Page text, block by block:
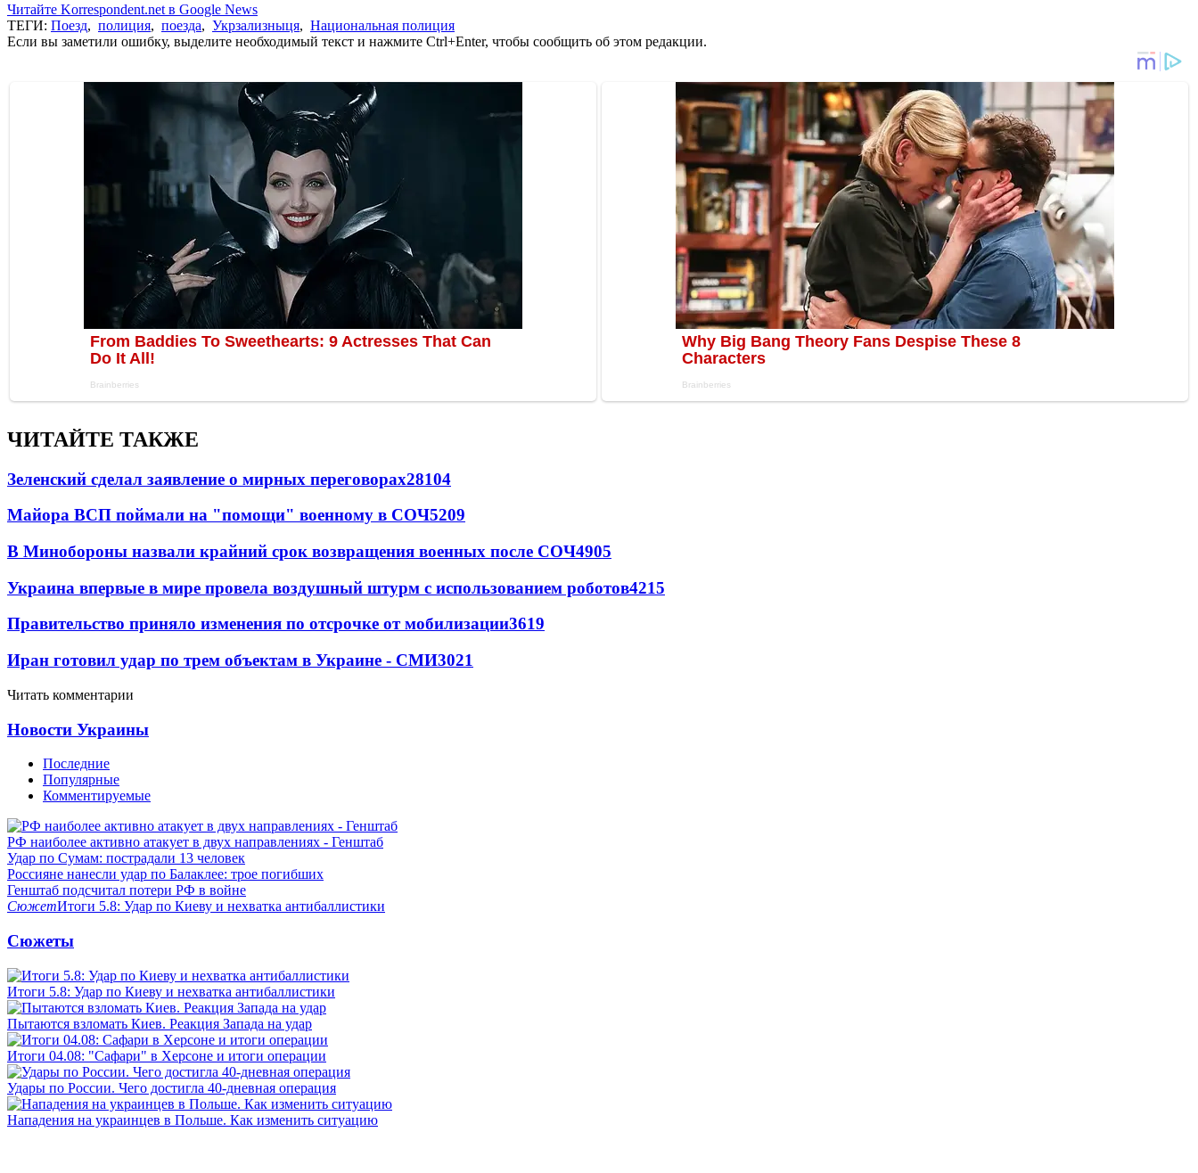
Читайте Korrespondent.net в Google News
ТЕГИ: Поезд, полиция, поезда, Укрзализныця, Национальная полиция
Если вы заметили ошибку, выделите необходимый текст и нажмите Ctrl+Enter, чтобы сообщить об этом редакции.
ЧИТАЙТЕ ТАКЖЕ
Зеленский сделал заявление о мирных переговорах28104
Майора ВСП поймали на "помощи" военному в СОЧ5209
В Минобороны назвали крайний срок возвращения военных после СОЧ4905
Украина впервые в мире провела воздушный штурм с использованием роботов4215
Правительство приняло изменения по отсрочке от мобилизации3619
Иран готовил удар по трем объектам в Украине - СМИ3021
Читать комментарии
Новости Украины
Последние
Популярные
Комментируемые
РФ наиболее активно атакует в двух направлениях - Генштаб
Удар по Сумам: пострадали 13 человек
Россияне нанесли удар по Балаклее: трое погибших
Генштаб подсчитал потери РФ в войне
СюжетИтоги 5.8: Удар по Киеву и нехватка антибаллистики
Сюжеты
Итоги 5.8: Удар по Киеву и нехватка антибаллистики
Пытаются взломать Киев. Реакция Запада на удар
Итоги 04.08: "Сафари" в Херсоне и итоги операции
Удары по России. Чего достигла 40-дневная операция
Нападения на украинцев в Польше. Как изменить ситуацию